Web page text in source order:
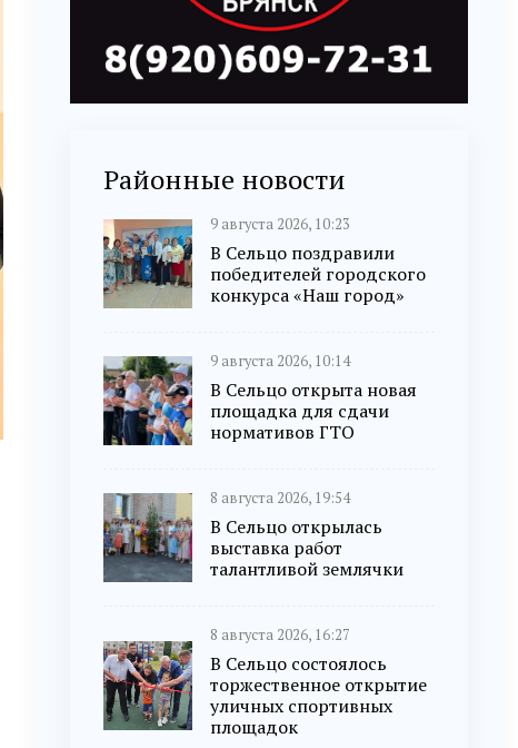
Районные новости
9 августа 2026, 10:23
В Сельцо поздравили
победителей городского
конкурса «Наш город»
9 августа 2026, 10:14
В Сельцо открыта новая
площадка для сдачи
нормативов ГТО
8 августа 2026, 19:54
В Сельцо открылась
выставка работ
талантливой землячки
8 августа 2026, 16:27
В Сельцо состоялось
торжественное открытие
уличных спортивных
площадок